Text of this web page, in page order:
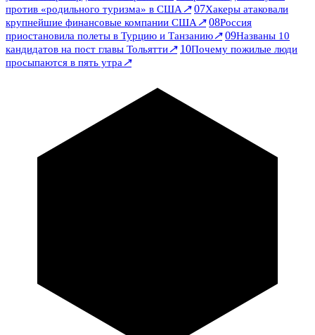
против «родильного туризма» в США↗ 07Хакеры атаковали
крупнейшие финансовые компании США↗ 08Россия
приостановила полеты в Турцию и Танзанию↗ 09Названы 10
кандидатов на пост главы Тольятти↗ 10Почему пожилые люди
просыпаются в пять утра↗